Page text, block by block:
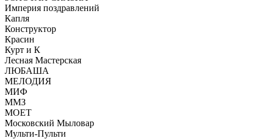
Империя поздравлений
Капля
Конструктор
Красин
Курт и К
Лесная Мастерская
ЛЮБАША
МЕЛОДИЯ
МИФ
ММЗ
МОЕТ
Московский Мыловар
Мульти-Пульти